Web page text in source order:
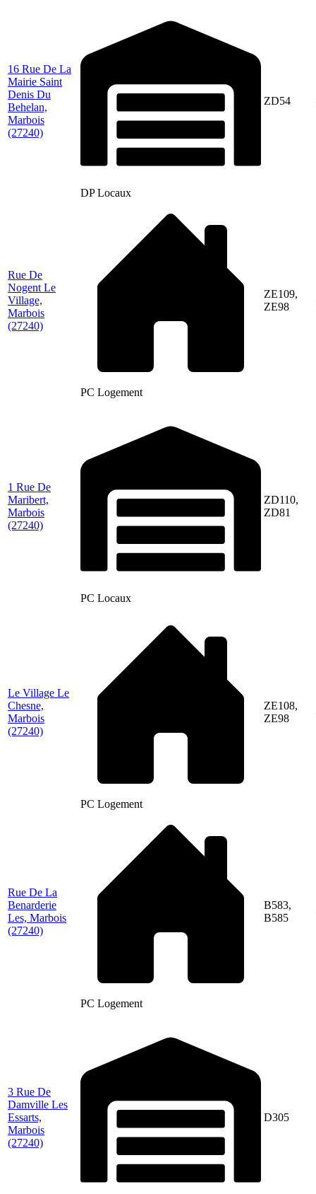
16 Rue De La
Mairie Saint
Denis Du
Behelan,
Marbois
(27240)
DP Locaux
ZD54
Rue De
Nogent Le
Village,
Marbois
(27240)
PC Logement
ZE109,
ZE98
1 Rue De
Maribert,
Marbois
(27240)
PC Locaux
ZD110,
ZD81
Le Village Le
Chesne,
Marbois
(27240)
PC Logement
ZE108,
ZE98
Rue De La
Benarderie
Les, Marbois
(27240)
PC Logement
B583,
B585
3 Rue De
Damville Les
Essarts,
Marbois
(27240)
D305